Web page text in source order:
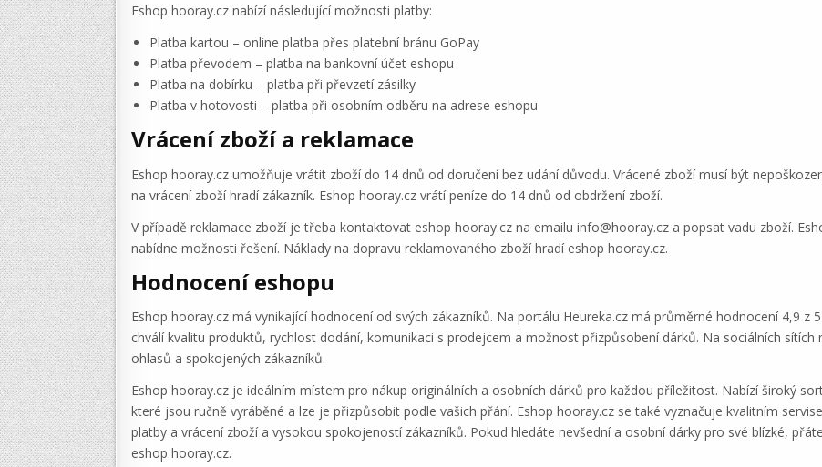
Eshop hooray.cz nabízí následující možnosti platby:
Platba kartou – online platba přes platební bránu GoPay
Platba převodem – platba na bankovní účet eshopu
Platba na dobírku – platba při převzetí zásilky
Platba v hotovosti – platba při osobním odběru na adrese eshopu
Vrácení zboží a reklamace
Eshop hooray.cz umožňuje vrátit zboží do 14 dnů od doručení bez udání důvodu. Vrácené zboží musí být
na vrácení zboží hradí zákazník. Eshop hooray.cz vrátí peníze do 14 dnů od obdržení zboží.
V případě reklamace zboží je třeba kontaktovat eshop hooray.cz na emailu info@hooray.cz a popsat vadu zboží.
nabídne možnosti řešení. Náklady na dopravu reklamovaného zboží hradí eshop hooray.cz.
Hodnocení eshopu
Eshop hooray.cz má vynikající hodnocení od svých zákazníků. Na portálu Heureka.cz má průměrné hodnocení 4,9 z
chválí kvalitu produktů, rychlost dodání, komunikaci s prodejcem a možnost přizpůsobení dárků. Na sociálních
ohlasů a spokojených zákazníků.
Eshop hooray.cz je ideálním místem pro nákup originálních a osobních dárků pro každou příležitost. Nabízí široký
které jsou ručně vyráběné a lze je přizpůsobit podle vašich přání. Eshop hooray.cz se také vyznačuje kvalitním
platby a vrácení zboží a vysokou spokojeností zákazníků. Pokud hledáte nevšední a osobní dárky pro své blízké,
eshop hooray.cz.